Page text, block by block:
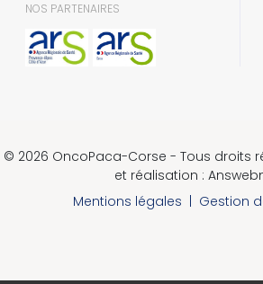
NOS PARTENAIRES
© 2026 OncoPaca-Corse - Tous droits
et réalisation :
Mentions légales | Gestion